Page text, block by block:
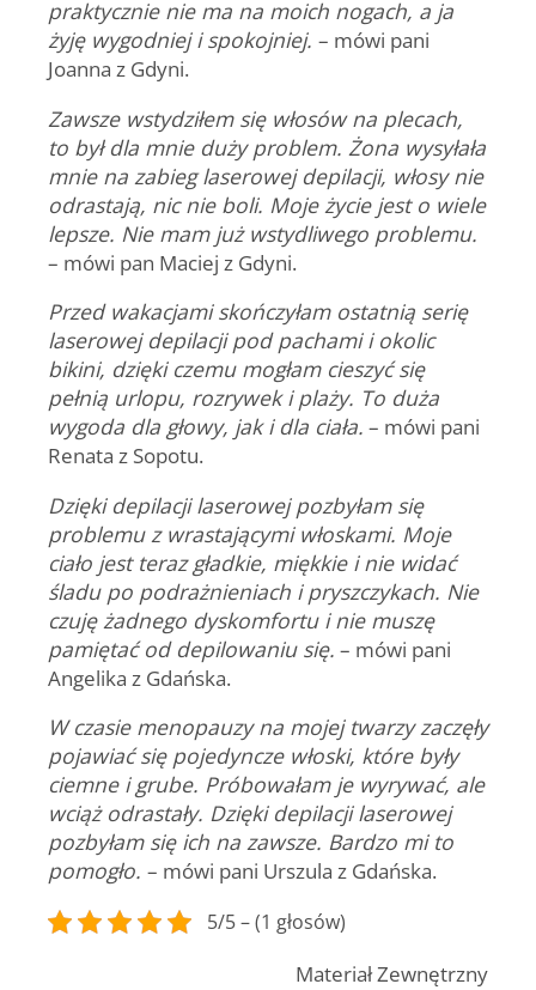
praktycznie nie ma na moich nogach, a ja
żyję wygodniej i spokojniej. – mówi pani
Joanna z Gdyni.
Zawsze wstydziłem się włosów na plecach,
to był dla mnie duży problem. Żona wysyłała
mnie na zabieg laserowej depilacji, włosy nie
odrastają, nic nie boli. Moje życie jest o wiele
lepsze. Nie mam już wstydliwego problemu.
– mówi pan Maciej z Gdyni.
Przed wakacjami skończyłam ostatnią serię
laserowej depilacji pod pachami i okolic
bikini, dzięki czemu mogłam cieszyć się
pełnią urlopu, rozrywek i plaży. To duża
wygoda dla głowy, jak i dla ciała. – mówi pani
Renata z Sopotu.
Dzięki depilacji laserowej pozbyłam się
problemu z wrastającymi włoskami. Moje
ciało jest teraz gładkie, miękkie i nie widać
śladu po podrażnieniach i pryszczykach. Nie
czuję żadnego dyskomfortu i nie muszę
pamiętać od depilowaniu się. – mówi pani
Angelika z Gdańska.
W czasie menopauzy na mojej twarzy zaczęły
pojawiać się pojedyncze włoski, które były
ciemne i grube. Próbowałam je wyrywać, ale
wciąż odrastały. Dzięki depilacji laserowej
pozbyłam się ich na zawsze. Bardzo mi to
pomogło. – mówi pani Urszula z Gdańska.
5/5 – (1 głosów)
Materiał Zewnętrzny